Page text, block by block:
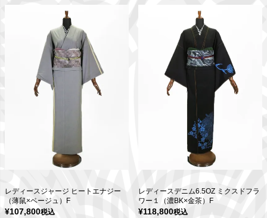
レディースジャージ ヒートエナジー
（薄鼠×ベージュ）F
¥107,800税込
レディースデニム6.5OZ ミクスドフラ
ワー１（濃BK×金茶）F
¥118,800税込